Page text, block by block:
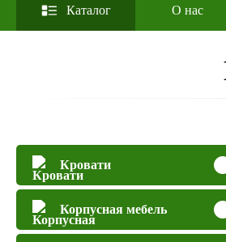
Каталог О нас
Кровати
Корпусная мебель